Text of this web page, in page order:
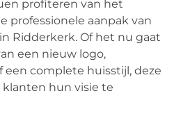
profiteren van het
professionele aanpak van
Ridderkerk. Of het nu gaat
een nieuw logo,
een complete huisstijl, deze
klanten hun visie te